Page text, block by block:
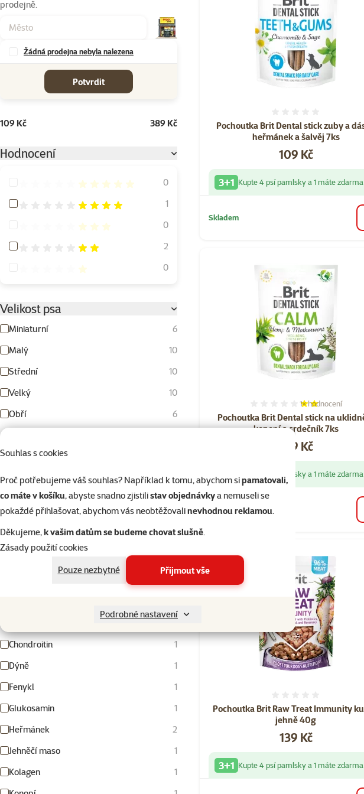
Souhlas s cookies
Proč potřebujeme váš souhlas? Například k tomu, abychom sipamatovali,
co máte v košíku, abyste snadno zjistilistav objednávkya nemuseli se
pokaždé přihlašovat, abychom vás neobtěžovalinevhodnou reklamou.
Děkujeme,k vašim datům se budeme chovat slušně.
Zásady použití cookies
Pouze nezbytné
Přijmout vše
Podrobné nastavení
prodejně.
Žádná prodejna nebyla nalezena
Potvrdit
109 Kč 389 Kč
Hodnocení
Hodnocení 100%
0
Hodnocení 80%
1
Hodnocení 60%
0
Hodnocení 40%
2
Hodnocení 20%
0
Velikost psa
Miniaturní
6
Malý
10
Střední
10
Velký
10
Obří
6
Stáří psa
Dospělý Senior
Kvalita
Vyhledat hodnotu parametru složení
Chondroitin
1
Dýně
1
Fenykl
1
Glukosamin
1
Heřmánek
2
Jehněčí maso
1
Kolagen
1
Pochoutka Brit Dental stick zuby a
heřmánek a šalvěj 7ks
Cena
109 Kč
3+1 Kupte 4 psí pamlsky a 1 máte zdarma
Skladem
Pochoutka Brit Dental stick na
konopí a srdečník 7ks
Hodnocení 40%,
1×hodnocení
Cena
109 Kč
Kupte 4 psí pamlsky a 1 máte zdarma
Skladem
Pochoutka Brit Raw Treat Immunity
jehně 40g
Cena
139 Kč
3+1 Kupte 4 psí pamlsky a 1 máte zdarma